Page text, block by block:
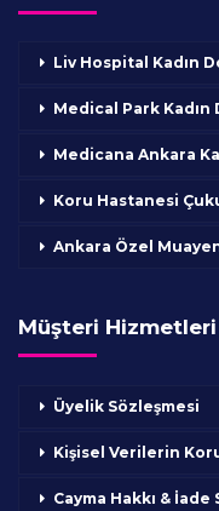
Liv Hospital Kadın
Medical Park Kadın
Medicana Ankara
Koru Hastanesi
Ankara Özel
Müşteri Hizmetleri
Üyelik Sözleşmesi
Kişisel Verilerin
Cayma Hakkı & İade